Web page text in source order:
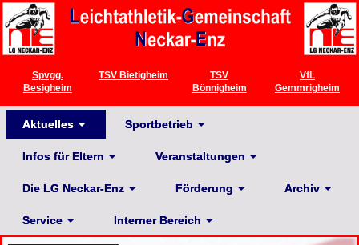
Spvgg.
Besigheim
TSV Bietigheim
TSV
Bönnigheim
VfL
Gemmrigheim
Aktuelles Sportbetrieb
Infos für Eltern Veranstaltungen
Die LG Neckar-Enz Förderung Archiv
Service Interner Bereich